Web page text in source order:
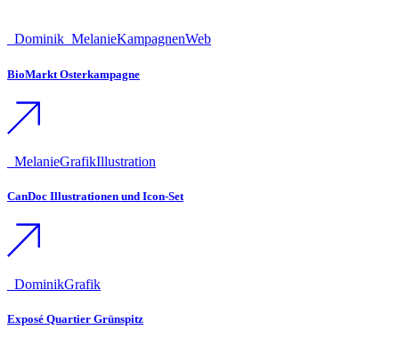
_Dominik _MelanieKampagnenWeb
BioMarkt Osterkampagne
_MelanieGrafikIllustration
CanDoc Illustrationen und Icon-Set
_DominikGrafik
Exposé Quartier Grünspitz